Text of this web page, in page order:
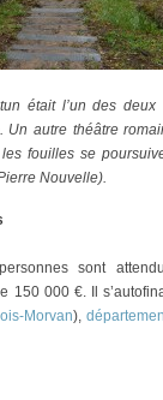
était l’un des
Un autre théâtre
fouilles se
Nouvelle).
sont
150 000 €. Il
Morvan),